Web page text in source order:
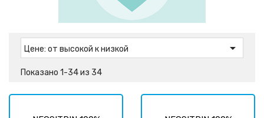
Цене: от высокой к низкой 
Показано 1-34 из 34